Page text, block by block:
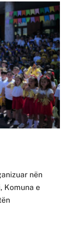
nën
Komuna e